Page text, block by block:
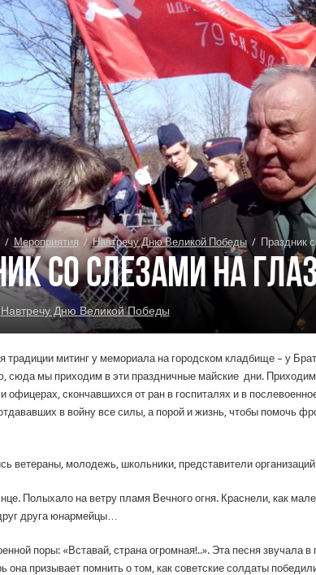
/ Мероприятия / Навтречу Дню Великой Победы / Праздник
со слезами на
Навтречу Дню Великой Победы
традиции митинг у мемориала на городском кладбище – у
сюда мы приходим в эти праздничные майские дни.
офицерах, скончавшихся от ран в госпиталях и в
в войну все силы, а порой и жизнь, чтобы помочь
ветераны, молодежь, школьники, представители
Полыхало на ветру пламя Вечного огня. Краснели, как
друга юнармейцы…
поры: «Вставай, страна огромная!..». Эта песня
она призывает помнить о том, как советские солдаты